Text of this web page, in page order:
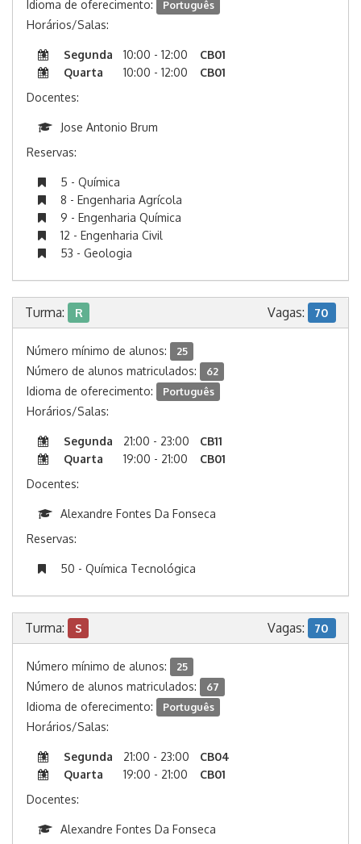
Idioma de oferecimento: Português
Horários/Salas:
Segunda 10:00 - 12:00
CB01
Quarta
10:00 - 12:00
CB01
Docentes:
Jose Antonio Brum
Reservas:
5 - Química
8 - Engenharia Agrícola
9 - Engenharia Química
12 - Engenharia Civil
53 - Geologia
Turma: R Vagas: 70
Número mínimo de alunos: 25
Número de alunos matriculados: 62
Idioma de oferecimento: Português
Horários/Salas:
Segunda 21:00 - 23:00
CB11
Quarta
19:00 - 21:00
CB01
Docentes:
Alexandre Fontes Da Fonseca
Reservas:
50 - Química Tecnológica
Turma: S Vagas: 70
Número mínimo de alunos: 25
Número de alunos matriculados: 67
Idioma de oferecimento: Português
Horários/Salas:
Segunda 21:00 - 23:00
CB04
Quarta
19:00 - 21:00
CB01
Docentes:
Alexandre Fontes Da Fonseca